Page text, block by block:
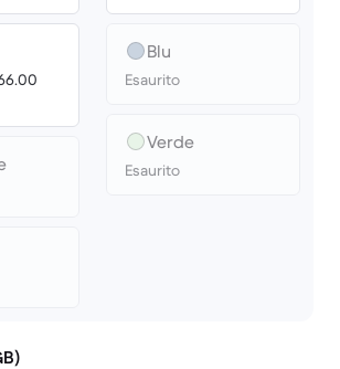
Blu
Esaurito
Verde
Esaurito